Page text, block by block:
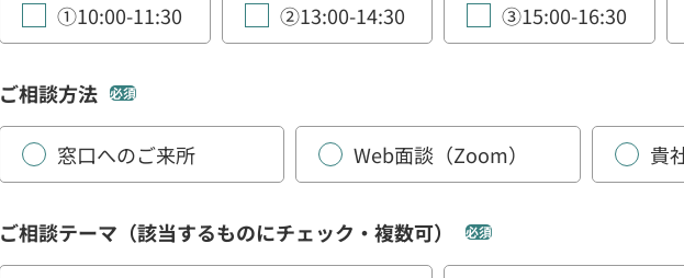
①10:00-11:30 ②13:00-14:30 ③15:00-16:30
ご相談方法 必須
窓口へのご来所 Web面談（Zoom） 貴
ご相談テーマ（該当するものにチェック・複数可） 必須